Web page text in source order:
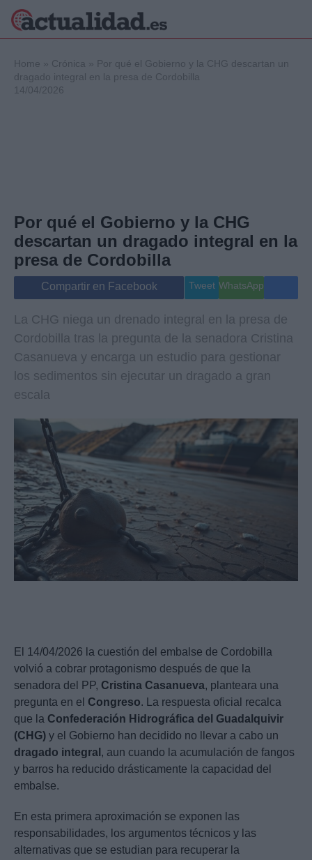
Internacional
Viajes
Gente
Musica
Home » Crónica » Por qué el Gobierno y la CHG descartan un
dragado integral en la presa de Cordobilla
14/04/2026
Por qué el Gobierno y la CHG
descartan un dragado integral en la
presa de Cordobilla
Compartir en Facebook Tweet WhatsApp
La CHG niega un drenado integral en la presa de
Cordobilla tras la pregunta de la senadora Cristina
Casanueva y encarga un estudio para gestionar
los sedimentos sin ejecutar un dragado a gran
escala
El 14/04/2026 la cuestión del embalse de Cordobilla
volvió a cobrar protagonismo después de que la
senadora del PP, Cristina Casanueva, planteara una
pregunta en el Congreso. La respuesta oficial recalca
que la Confederación Hidrográfica del Guadalquivir
(CHG) y el Gobierno han decidido no llevar a cabo un
dragado integral , aun cuando la acumulación de fangos
y barros ha reducido drásticamente la capacidad del
embalse.
En esta primera aproximación se exponen las
responsabilidades, los argumentos técnicos y las
alternativas que se estudian para recuperar la